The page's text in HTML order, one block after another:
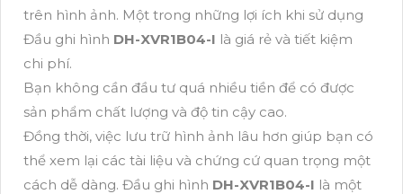
trên hình ảnh. Một trong những lợi ích khi sử dụng
Đầu ghi hình DH-XVR1B04-I là giá rẻ và tiết kiệm
chi phí.
Bạn không cần đầu tư quá nhiều tiền để có được
sản phẩm chất lượng và độ tin cậy cao.
Đồng thời, việc lưu trữ hình ảnh lâu hơn giúp bạn có
thể xem lại các tài liệu và chứng cứ quan trọng một
cách dễ dàng. Đầu ghi hình DH-XVR1B04-I là một